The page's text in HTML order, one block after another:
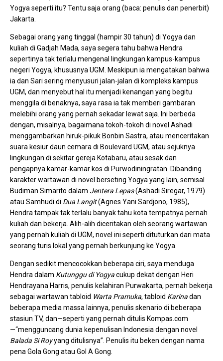
Yogya seperti itu? Tentu saja orang (baca: penulis dan penerbit)
Jakarta.
Sebagai orang yang tinggal (hampir 30 tahun) di Yogya dan
kuliah di Gadjah Mada, saya segera tahu bahwa Hendra
sepertinya tak terlalu mengenal lingkungan kampus-kampus
negeri Yogya, khususnya UGM. Meskipun ia mengatakan bahwa
ia dan Sari sering menyusuri jalan-jalan di kompleks kampus
UGM, dan menyebut hal itu menjadi kenangan yang begitu
menggila di benaknya, saya rasa ia tak memberi gambaran
melebihi orang yang pernah sekadar lewat saja. Ini berbeda
dengan, misalnya, bagaimana tokoh-tokoh di novel Ashadi
menggambarkan hiruk-pikuk Bonbin Sastra, atau menceritakan
suara kesiur daun cemara di Boulevard UGM, atau sejuknya
lingkungan di sekitar gereja Kotabaru, atau sesak dan
pengapnya kamar-kamar kos di Purwodiningratan. Dibanding
karakter wartawan di novel berseting Yogya yang lain, semisal
Budiman Simarito dalam Jentera Lepas(Ashadi Siregar, 1979)
atau Samhudi di Dua Langit(Agnes Yani Sardjono, 1985),
Hendra tampak tak terlalu banyak tahu kota tempatnya pernah
kuliah dan bekerja. Alih-alih diceritakan oleh seorang wartawan
yang pernah kuliah di UGM, novel ini seperti dituturkan dari mata
seorang turis lokal yang pernah berkunjung ke Yogya.
Dengan sedikit mencocokkan beberapa ciri, saya menduga
Hendra dalam Kutunggu di Yogyacukup dekat dengan Heri
Hendrayana Harris, penulis kelahiran Purwakarta, pernah bekerja
sebagai wartawan tabloid Warta Pramuka, tabloid Karinadan
beberapa media massa lainnya, penulis skenario di beberapa
stasiun TV, dan—seperti yang pernah ditulis Kompas.com
—“mengguncang dunia kepenulisan Indonesia dengan novel
Balada Si Royyang ditulisnya”. Penulis itu beken dengan nama
pena Gola Gong atau Gol A Gong.